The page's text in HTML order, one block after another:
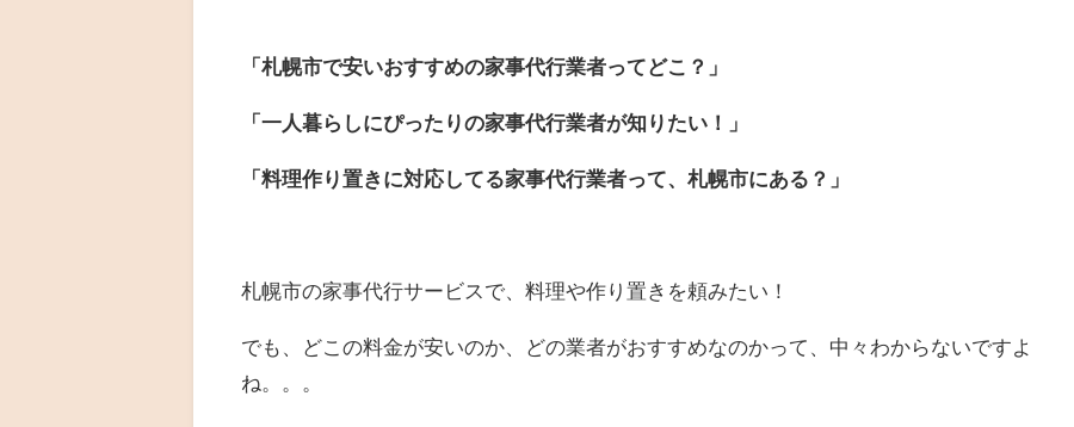
札幌市西区
札幌市清田区
「札幌市で安いおすすめの家事代行業者ってどこ？」
「一人暮らしにぴったりの家事代行業者が知りたい！」
「料理作り置きに対応してる家事代行業者って、札幌市にある？」
札幌市の家事代行サービスで、料理や作り置きを頼みたい！
でも、どこの料金が安いのか、どの業者がおすすめなのかって、中々わからないですよ
ね。。。